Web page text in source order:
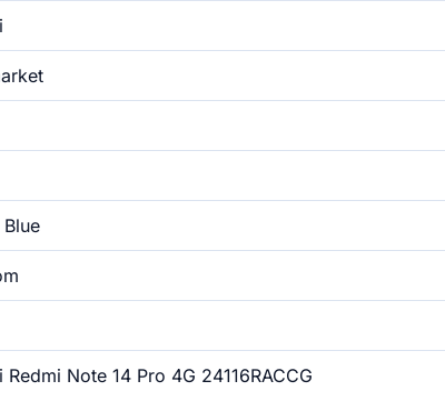
Redmi Note 14 Pro 4G 24116RACCG